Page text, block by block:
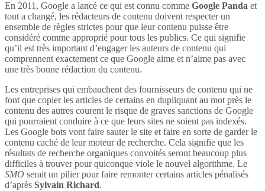
En 2011, Google a lancé ce qui est connu comme Google Panda et
tout a changé, les rédacteurs de contenu doivent respecter un
ensemble de règles strictes pour que leur contenu puisse être
considéré comme approprié pour tous les publics. Ce qui signifie
qu’il est très important d’engager les auteurs de contenu qui
comprennent exactement ce que Google aime et n’aime pas avec
une très bonne rédaction du contenu.
Les entreprises qui embauchent des fournisseurs de contenu qui ne
font que copier les articles de certains en dupliquant au mot près le
contenu des autres courent le risque de graves sanctions de Google
qui pourraient conduire à ce que leurs sites ne soient pas indexés.
Les Google bots vont faire sauter le site et faire en sorte de garder le
contenu caché de leur moteur de recherche. Cela signifie que les
résultats de recherche organiques convoités seront beaucoup plus
difficiles à trouver pour quiconque viole le nouvel algorithme. Le
SMO serait un pilier pour faire remonter certains articles pénalisés
d’après Sylvain Richard.